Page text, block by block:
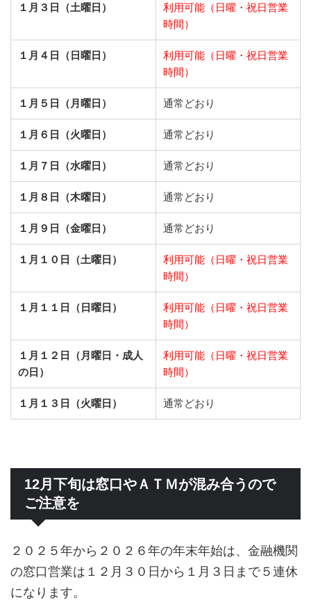
１月３日（土曜日）
利用可能（日曜・祝日営業
時間）
１月４日（日曜日）
利用可能（日曜・祝日営業
時間）
１月５日（月曜日） 通常どおり
１月６日（火曜日） 通常どおり
１月７日（水曜日） 通常どおり
１月８日（木曜日） 通常どおり
１月９日（金曜日） 通常どおり
１月１０日（土曜日）
利用可能（日曜・祝日営業
時間）
１月１１日（日曜日）
利用可能（日曜・祝日営業
時間）
１月１２日（月曜日・成人
の日）
利用可能（日曜・祝日営業
時間）
１月１３日（火曜日） 通常どおり
12月下旬は窓口やＡＴＭが混み合うので
ご注意を
２０２５年から２０２６年の年末年始は、金融機関
の窓口営業は１２月３０日から１月３日まで５連休
になります。